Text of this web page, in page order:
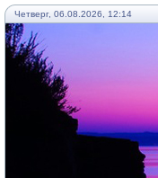
Четверг, 06.08.2026, 12:14